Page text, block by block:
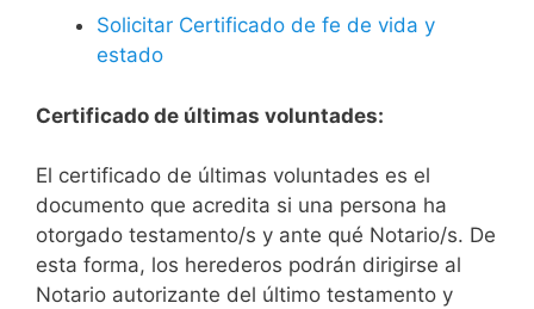
Solicitar Certificado de fe de vida y
estado
Certificado de últimas voluntades:
El certificado de últimas voluntades es el
documento que acredita si una persona ha
otorgado testamento/s y ante qué Notario/s. De
esta forma, los herederos podrán dirigirse al
Notario autorizante del último testamento y